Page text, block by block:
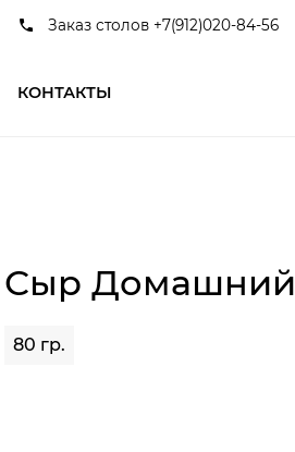
Заказ столов +7(912)020-84-56
КОНТАКТЫ
Сыр Домашний
80 гр.